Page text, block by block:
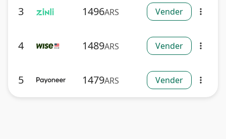
3 1496ARS Vender more_vert
4 1489ARS Vender more_vert
5 1479ARS Vender more_vert